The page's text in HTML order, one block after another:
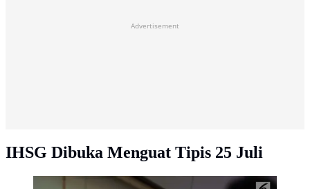
Advertisement
IHSG Dibuka Menguat Tipis 25 Juli